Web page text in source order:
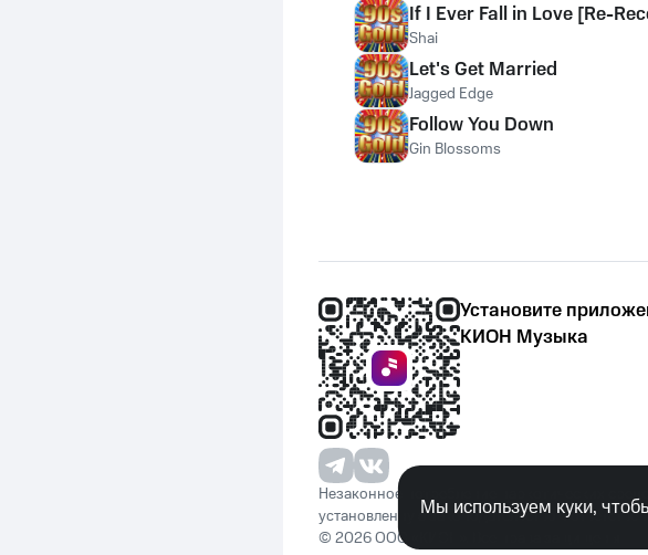
If I Ever Fall in Love [Re-
Shai
Let's Get Married
Jagged Edge
Follow You Down
Gin Blossoms
Установите
КИОН Музыка
Незаконное потребление наркотических
установленную законодательством
© 2026 ООО «КИОН». Все права защищены
Мы используем куки,